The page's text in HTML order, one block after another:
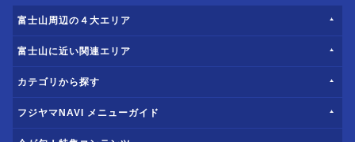
富士山周辺の４大エリア
富士山に近い関連エリア
カテゴリから探す
フジヤマNAVI メニューガイド